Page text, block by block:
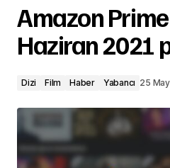
Amazon
Haziran 2021
Dizi Film Haber Yabancı 25